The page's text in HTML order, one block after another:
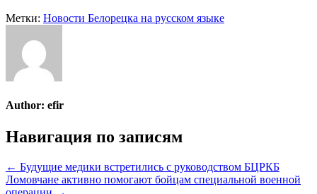
Метки: Новости Белорецка на русском языке
Author: efir
Навигация по записям
← Будущие медики встретились с руководством БЦРКБ
Ломовчане активно помогают бойцам специальной военной